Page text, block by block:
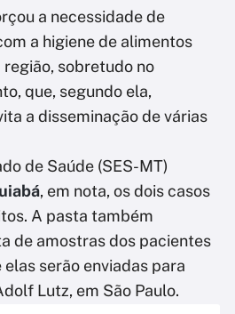
a necessidade de
a higiene de alimentos
sobretudo no
que, segundo ela,
a disseminação de várias
de Saúde (SES-MT)
, em nota, os dois casos
A pasta também
de amostras dos pacientes
serão enviadas para
Lutz, em São Paulo.